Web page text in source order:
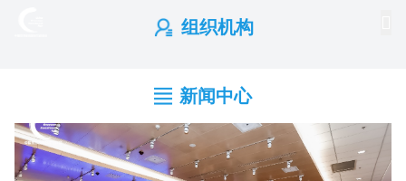
组织机构
新闻中心